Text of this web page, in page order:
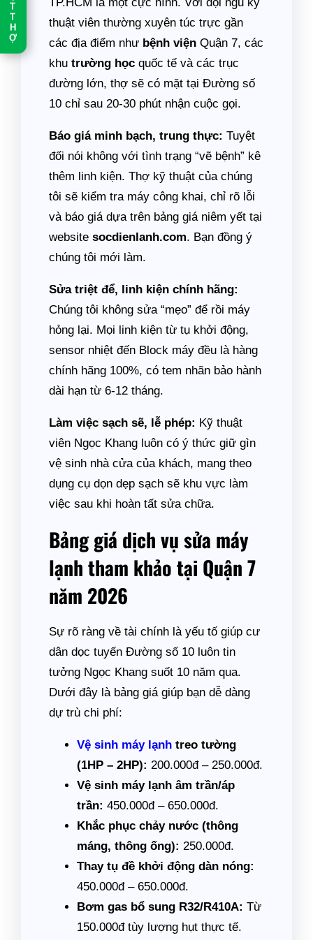
T
T
H
Ợ
TP.HCM là một cực hình. Với đội ngũ kỹ
thuật viên thường xuyên túc trực gần
các địa điểm như bệnh viện Quận 7, các
khu trường học quốc tế và các trục
đường lớn, thợ sẽ có mặt tại Đường số
10 chỉ sau 20-30 phút nhận cuộc gọi.
Báo giá minh bạch, trung thực: Tuyệt
đối nói không với tình trạng “vẽ bệnh” kê
thêm linh kiện. Thợ kỹ thuật của chúng
tôi sẽ kiểm tra máy công khai, chỉ rõ lỗi
và báo giá dựa trên bảng giá niêm yết tại
website socdienlanh.com. Bạn đồng ý
chúng tôi mới làm.
Sửa triệt để, linh kiện chính hãng:
Chúng tôi không sửa “mẹo” để rồi máy
hỏng lại. Mọi linh kiện từ tụ khởi động,
sensor nhiệt đến Block máy đều là hàng
chính hãng 100%, có tem nhãn bảo hành
dài hạn từ 6-12 tháng.
Làm việc sạch sẽ, lễ phép: Kỹ thuật
viên Ngọc Khang luôn có ý thức giữ gìn
vệ sinh nhà cửa của khách, mang theo
dụng cụ dọn dẹp sạch sẽ khu vực làm
việc sau khi hoàn tất sửa chữa.
Bảng giá dịch vụ sửa máy
lạnh tham khảo tại Quận 7
năm 2026
Sự rõ ràng về tài chính là yếu tố giúp cư
dân dọc tuyến Đường số 10 luôn tin
tưởng Ngọc Khang suốt 10 năm qua.
Dưới đây là bảng giá giúp bạn dễ dàng
dự trù chi phí:
Vệ sinh máy lạnh treo tường
(1HP – 2HP): 200.000đ – 250.000đ.
Vệ sinh máy lạnh âm trần/áp
trần: 450.000đ – 650.000đ.
Khắc phục chảy nước (thông
máng, thông ống): 250.000đ.
Thay tụ đề khởi động dàn nóng:
450.000đ – 650.000đ.
Bơm gas bổ sung R32/R410A: Từ
150.000đ tùy lượng hụt thực tế.